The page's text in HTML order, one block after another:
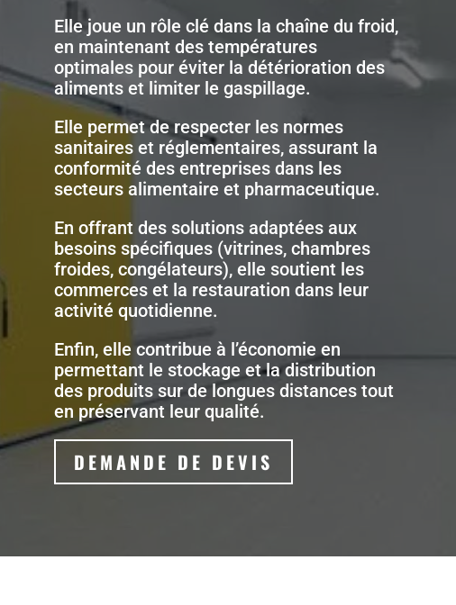
Elle joue un rôle clé dans la chaîne du froid,
en maintenant des températures
optimales pour éviter la détérioration des
aliments et limiter le gaspillage.
Elle permet de respecter les normes
sanitaires et réglementaires, assurant la
conformité des entreprises dans les
secteurs alimentaire et pharmaceutique.
En offrant des solutions adaptées aux
besoins spécifiques (vitrines, chambres
froides, congélateurs), elle soutient les
commerces et la restauration dans leur
activité quotidienne.
Enfin, elle contribue à l’économie en
permettant le stockage et la distribution
des produits sur de longues distances tout
en préservant leur qualité.
DEMANDE DE DEVIS